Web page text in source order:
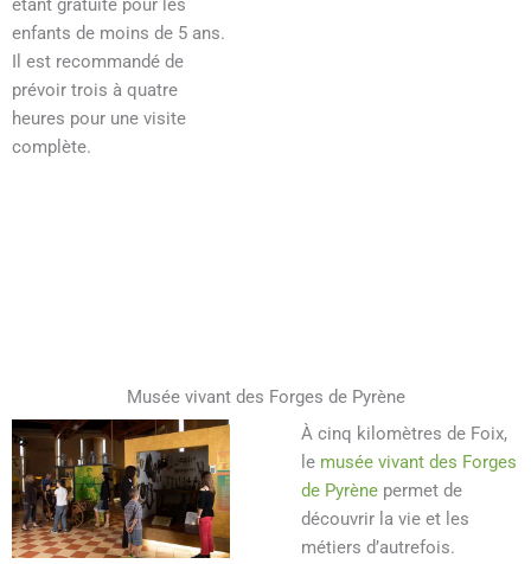
étant gratuite pour les
enfants de moins de 5 ans.
Il est recommandé de
prévoir trois à quatre
heures pour une visite
complète.
Musée vivant des Forges de Pyrène
À cinq kilomètres de Foix,
le musée vivant des Forges
de Pyrène permet de
découvrir la vie et les
métiers d’autrefois.